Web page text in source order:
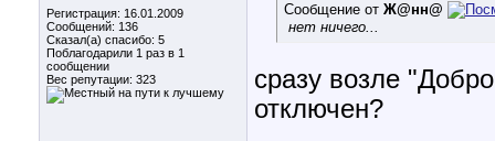
Регистрация: 16.01.2009
Сообщений: 136
Сказал(а) спасибо: 5
Поблагодарили 1 раз в 1
сообщении
Вес репутации: 323
Сообщение от Ж@нн@
нет ничего...
сразу возле
отключен?